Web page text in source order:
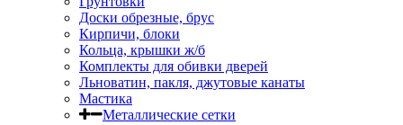
Доски обрезные, брус
Кирпичи, блоки
Кольца, крышки ж/б
Комплекты для обивки дверей
Льноватин, пакля, джутовые канаты
Мастика
Металлические сетки